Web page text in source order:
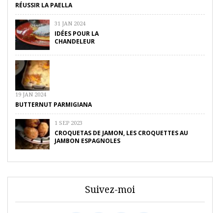
RÉUSSIR LA PAELLA
31 JAN 2024
IDÉES POUR LA
CHANDELEUR
19 JAN 2024
BUTTERNUT PARMIGIANA
1 SEP 2023
CROQUETAS DE JAMON, LES CROQUETTES AU
JAMBON ESPAGNOLES
Suivez-moi